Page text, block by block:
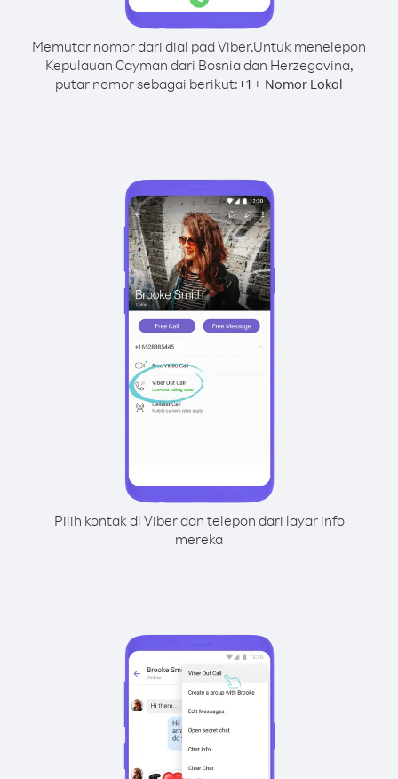
Memutar nomor dari dial pad Viber.Untuk menelepon
Kepulauan Cayman dari Bosnia dan Herzegovina,
putar nomor sebagai berikut:+1 + Nomor Lokal
Pilih kontak di Viber dan telepon dari layar info
mereka